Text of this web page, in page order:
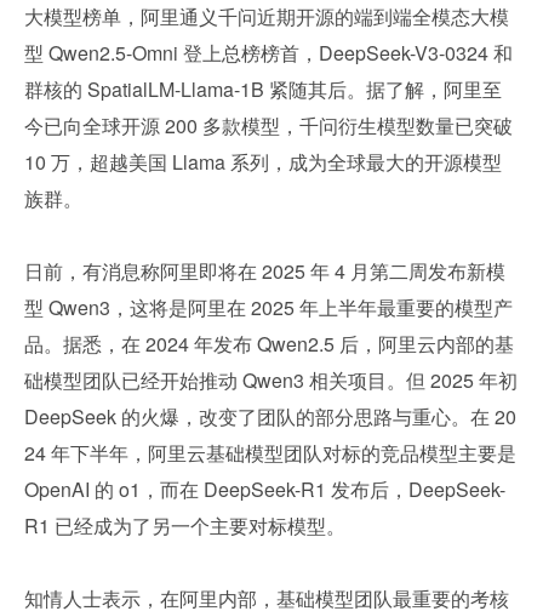
大模型榜单，阿里通义千问近期开源的端到端全模态大模
型 Qwen2.5-Omni 登上总榜榜首，DeepSeek-V3-0324 和
群核的 SpatialLM-Llama-1B 紧随其后。据了解，阿里至
今已向全球开源 200 多款模型，千问衍生模型数量已突破
10 万，超越美国 Llama 系列，成为全球最大的开源模型
族群。
日前，有消息称阿里即将在 2025 年 4 月第二周发布新模
型 Qwen3，这将是阿里在 2025 年上半年最重要的模型产
品。据悉，在 2024 年发布 Qwen2.5 后，阿里云内部的基
础模型团队已经开始推动 Qwen3 相关项目。但 2025 年初
DeepSeek 的火爆，改变了团队的部分思路与重心。在 20
24 年下半年，阿里云基础模型团队对标的竞品模型主要是
OpenAI 的 o1，而在 DeepSeek-R1 发布后，DeepSeek-
R1 已经成为了另一个主要对标模型。
知情人士表示，在阿里内部，基础模型团队最重要的考核